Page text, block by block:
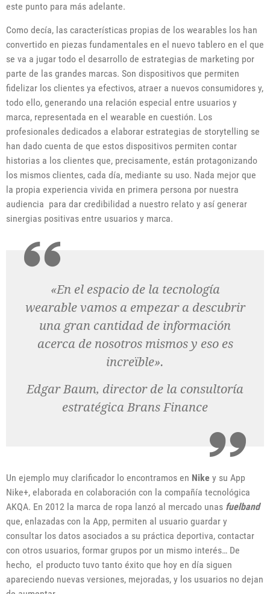
este punto para más adelante.
Como decía, las características propias de los wearables los han
convertido en piezas fundamentales en el nuevo tablero en el que
se va a jugar todo el desarrollo de estrategias de marketing por
parte de las grandes marcas. Son dispositivos que permiten
fidelizar los clientes ya efectivos, atraer a nuevos consumidores y,
todo ello, generando una relación especial entre usuarios y
marca, representada en el wearable en cuestión. Los
profesionales dedicados a elaborar estrategias de storytelling se
han dado cuenta de que estos dispositivos permiten contar
historias a los clientes que, precisamente, están protagonizando
los mismos clientes, cada día, mediante su uso. Nada mejor que
la propia experiencia vivida en primera persona por nuestra
audiencia para dar credibilidad a nuestro relato y así generar
sinergias positivas entre usuarios y marca.
«En el espacio de la tecnología
wearable vamos a empezar a descubrir
una gran cantidad de información
acerca de nosotros mismos y eso es
increïble».
Edgar Baum, director de la consultoría
estratégica Brans Finance
Un ejemplo muy clarificador lo encontramos en Nike y su App
Nike+, elaborada en colaboración con la compañía tecnológica
AKQA. En 2012 la marca de ropa lanzó al mercado unas fuelband
que, enlazadas con la App, permiten al usuario guardar y
consultar los datos asociados a su práctica deportiva, contactar
con otros usuarios, formar grupos por un mismo interés… De
hecho, el producto tuvo tanto éxito que hoy en día siguen
apareciendo nuevas versiones, mejoradas, y los usuarios no dejan